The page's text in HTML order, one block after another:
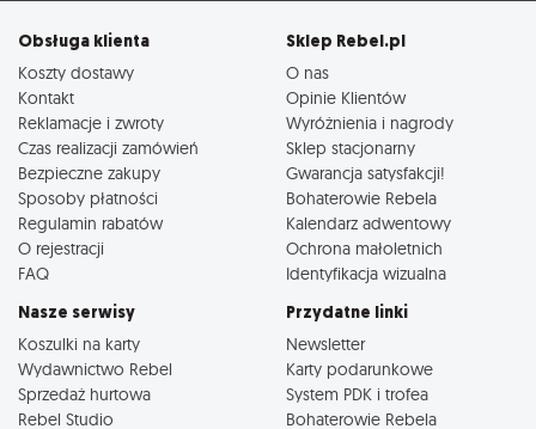
Obsługa klienta
Koszty dostawy
Kontakt
Reklamacje i zwroty
Czas realizacji zamówień
Bezpieczne zakupy
Sposoby płatności
Regulamin rabatów
O rejestracji
FAQ
Sklep Rebel.pl
O nas
Opinie Klientów
Wyróżnienia i nagrody
Sklep stacjonarny
Gwarancja satysfakcji!
Bohaterowie Rebela
Kalendarz adwentowy
Ochrona małoletnich
Identyfikacja wizualna
Nasze serwisy
Koszulki na karty
Wydawnictwo Rebel
Sprzedaż hurtowa
Rebel Studio
Przydatne linki
Newsletter
Karty podarunkowe
System PDK i trofea
Bohaterowie Rebela